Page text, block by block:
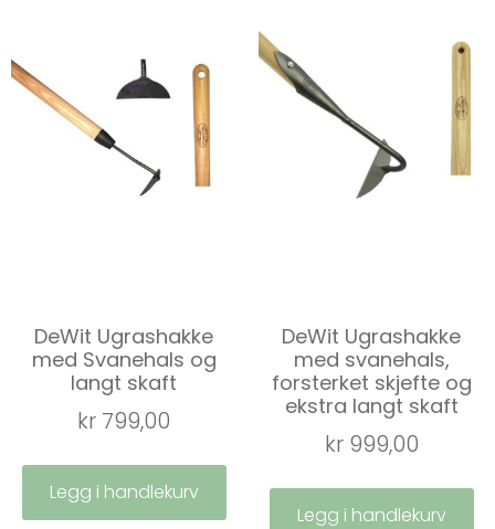
DeWit Ugrashakke
med Svanehals og
langt skaft
kr 799,00
Legg i handlekurv
DeWit Ugrashakke
med svanehals,
forsterket skjefte og
ekstra langt skaft
kr999,00
Legg i handlekurv